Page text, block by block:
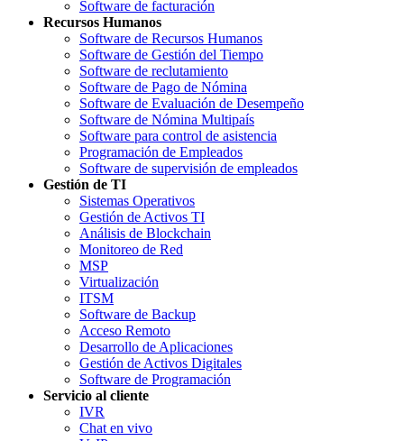
Software de facturación
Recursos Humanos
Software de Recursos Humanos
Software de Gestión del Tiempo
Software de reclutamiento
Software de Pago de Nómina
Software de Evaluación de Desempeño
Software de Nómina Multipaís
Software para control de asistencia
Programación de Empleados
Software de supervisión de empleados
Gestión de TI
Sistemas Operativos
Gestión de Activos TI
Análisis de Blockchain
Monitoreo de Red
MSP
Virtualización
ITSM
Software de Backup
Acceso Remoto
Desarrollo de Aplicaciones
Gestión de Activos Digitales
Software de Programación
Servicio al cliente
IVR
Chat en vivo